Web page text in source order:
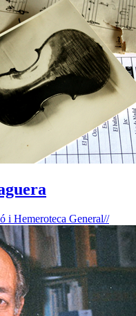
i Hemeroteca General//